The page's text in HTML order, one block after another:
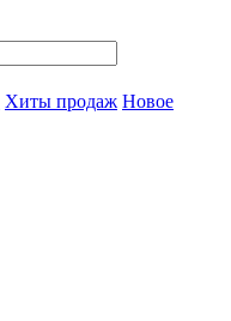
Хиты продаж Новое